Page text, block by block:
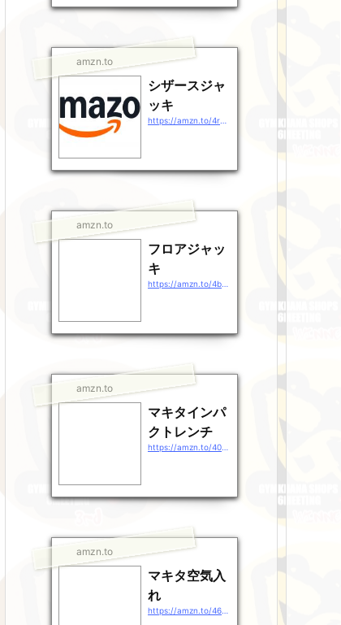
amzn.to
シザースジャ
ッキ
amzn.to
フロアジャッ
キ
amzn.to
マキタインパ
クトレンチ
amzn.to
マキタ空気入
れ